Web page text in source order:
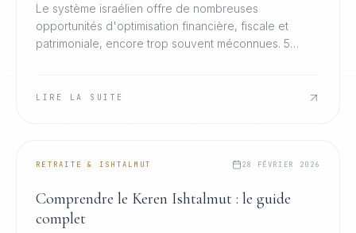
Le système israélien offre de nombreuses
opportunités d'optimisation financière, fiscale et
patrimoniale, encore trop souvent méconnues. 5
LIRE LA SUITE
RETRAITE & ISHTALMUT 28 FÉVRIER 2026
Comprendre le Keren Ishtalmut : le guide
complet